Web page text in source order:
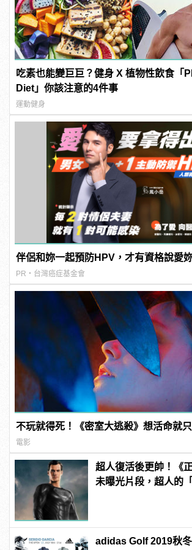
吃素也能變巨巨？健身 X 植物性飲食「
Diet」你該注意的4件事
運動健身
伴侶和妳一起預防HPV，才有資格說愛妳
PR・台灣癌症基金會
不玩就得死！《密室大逃殺》想活命就
電影
超人復活後更帥！《
未曝光片段，超人的
adidas Golf 2019秋